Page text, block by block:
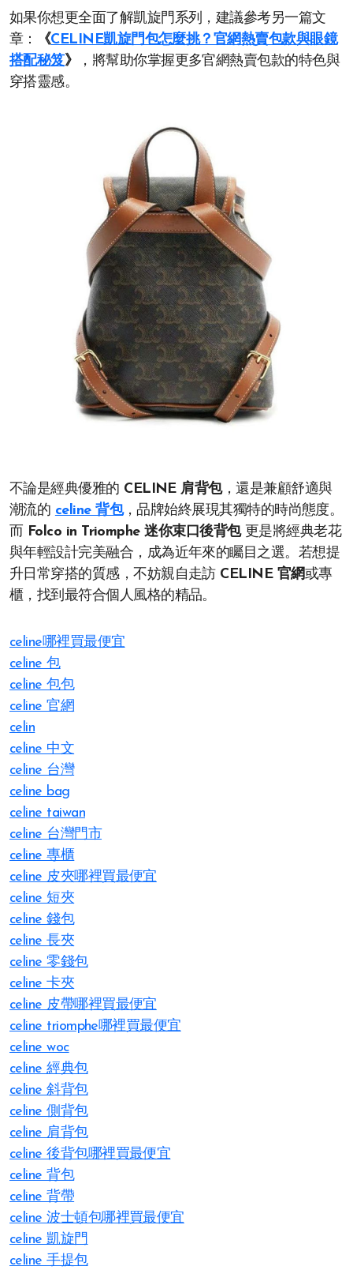
如果你想更全面了解凱旋門系列，建議參考另一篇文
章：
《CELINE凱旋門包怎麼挑？官網熱賣包款與眼鏡
搭配秘笈》
，將幫助你掌握更多官網熱賣包款的特色與
穿搭靈感。
不論是經典優雅的 CELINE 肩背包，還是兼顧舒適與
潮流的 celine 背包，品牌始終展現其獨特的時尚態度。
而 Folco in Triomphe 迷你束口後背包更是將經典老花
與年輕設計完美融合，成為近年來的矚目之選。若想提
升日常穿搭的質感，不妨親自走訪 CELINE 官網或專
櫃，找到最符合個人風格的精品。
celine哪裡買最便宜
celine 包
celine 包包
celine 官網
celin
celine 中文
celine 台灣
celine bag
celine taiwan
celine 台灣門市
celine 專櫃
celine 皮夾哪裡買最便宜
celine 短夾
celine 錢包
celine 長夾
celine 零錢包
celine 卡夾
celine 皮帶哪裡買最便宜
celine triomphe哪裡買最便宜
celine woc
celine 經典包
celine 斜背包
celine 側背包
celine 肩背包
celine 後背包哪裡買最便宜
celine 背包
celine 背帶
celine 波士頓包哪裡買最便宜
celine 凱旋門
celine 手提包